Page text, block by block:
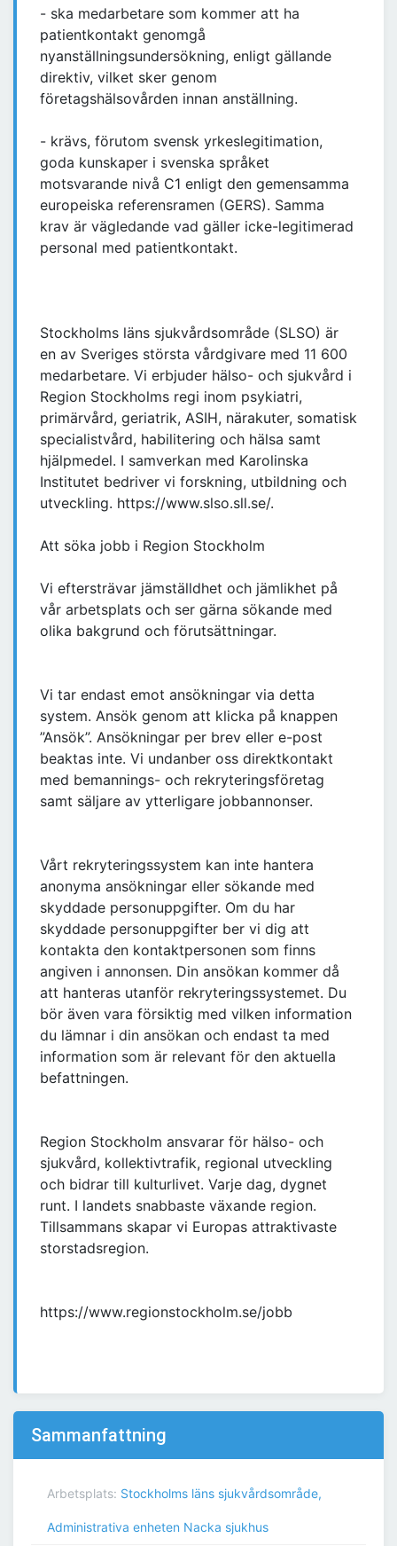
- ska medarbetare som kommer att ha
patientkontakt genomgå
nyanställningsundersökning, enligt gällande
direktiv, vilket sker genom
företagshälsovården innan anställning.
- krävs, förutom svensk yrkeslegitimation,
goda kunskaper i svenska språket
motsvarande nivå C1 enligt den gemensamma
europeiska referensramen (GERS). Samma
krav är vägledande vad gäller icke-legitimerad
personal med patientkontakt.
Stockholms läns sjukvårdsområde (SLSO) är
en av Sveriges största vårdgivare med 11 600
medarbetare. Vi erbjuder hälso- och sjukvård i
Region Stockholms regi inom psykiatri,
primärvård, geriatrik, ASIH, närakuter, somatisk
specialistvård, habilitering och hälsa samt
hjälpmedel. I samverkan med Karolinska
Institutet bedriver vi forskning, utbildning och
utveckling. https://www.slso.sll.se/.
Att söka jobb i Region Stockholm
Vi eftersträvar jämställdhet och jämlikhet på
vår arbetsplats och ser gärna sökande med
olika bakgrund och förutsättningar.
Vi tar endast emot ansökningar via detta
system. Ansök genom att klicka på knappen
”Ansök”. Ansökningar per brev eller e-post
beaktas inte. Vi undanber oss direktkontakt
med bemannings- och rekryteringsföretag
samt säljare av ytterligare jobbannonser.
Vårt rekryteringssystem kan inte hantera
anonyma ansökningar eller sökande med
skyddade personuppgifter. Om du har
skyddade personuppgifter ber vi dig att
kontakta den kontaktpersonen som finns
angiven i annonsen. Din ansökan kommer då
att hanteras utanför rekryteringssystemet. Du
bör även vara försiktig med vilken information
du lämnar i din ansökan och endast ta med
information som är relevant för den aktuella
befattningen.
Region Stockholm ansvarar för hälso- och
sjukvård, kollektivtrafik, regional utveckling
och bidrar till kulturlivet. Varje dag, dygnet
runt. I landets snabbaste växande region.
Tillsammans skapar vi Europas attraktivaste
storstadsregion.
https://www.regionstockholm.se/jobb
Sammanfattning
Arbetsplats: Stockholms läns sjukvårdsområde,
Administrativa enheten Nacka sjukhus